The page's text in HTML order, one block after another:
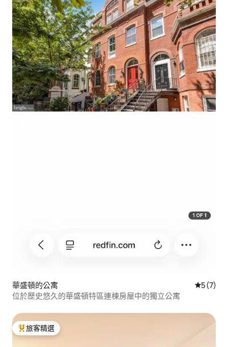
華盛頓的公寓 從 7 則評
5 (7)
位於歷史悠久的華盛頓特區連棟房屋中的獨立公寓
旅客精選榜首
旅客精選